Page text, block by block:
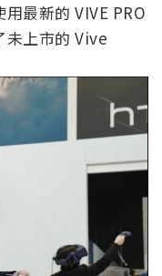
最新的 VIVE PRO
未上市的 Vive